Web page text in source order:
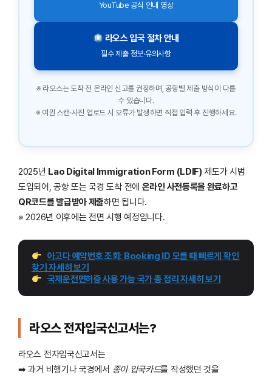
YouTube 공식 안내 영상
라오스 입국 절차 안내
필수 제출 정보·유의사항
※ 라오스는 도착 전 온라인 신고를 권장하며, 공항별 제출 방식이 다를
수 있습니다.
※ 여권 스캔·사진 업로드 시 오류가 발생하면 직접 입력 후 진행하세요.
2025년 Lao Digital Immigration Form (LDIF)제도가 시범
도입되어, 공항 또는 국경 도착 전에 온라인 사전등록을 완료하고
QR코드를 발급받아 제출하면 됩니다.
※ 2026년 이후에는 전면 시행 예정입니다.
아고다 예약번호 조회: Booking ID 모를 때 빠르게 확인
찾기 자세히 보기
국제운전면허증 사용 가능 국가 총 정리 자세히 보기
라오스 전자입국신고서는?
라오스 전자입국신고서는
➡︎ 과거 비행기나 국경에서 종이 입국카드를 작성했던 것을